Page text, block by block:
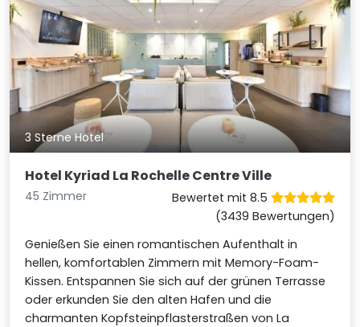
3 Sterne Hotel
Hotel Kyriad La Rochelle Centre Ville
45 Zimmer
Bewertet mit 8.5
(3439 Bewertungen)
Genießen Sie einen romantischen Aufenthalt in
hellen, komfortablen Zimmern mit Memory-Foam-
Kissen. Entspannen Sie sich auf der grünen Terrasse
oder erkunden Sie den alten Hafen und die
charmanten Kopfsteinpflasterstraßen von La